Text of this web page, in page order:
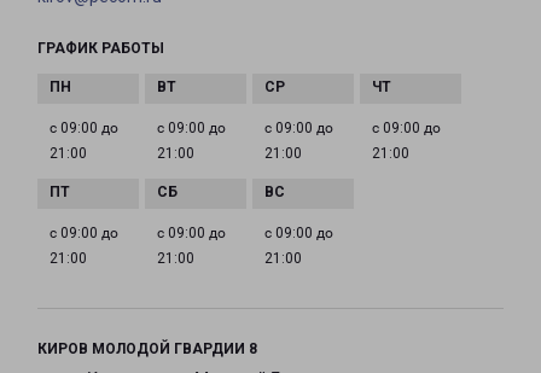
ГРАФИК РАБОТЫ
с 09:00 до
21:00
с 09:00 до
21:00
с 09:00 до
21:00
с 09:00 до
21:00
с 09:00 до
21:00
с 09:00 до
21:00
с 09:00 до
21:00
КИРОВ МОЛОДОЙ ГВАРДИИ 8